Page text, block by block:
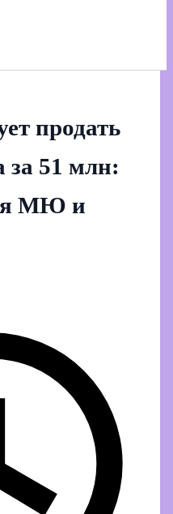
продать
за 51 млн:
МЮ и